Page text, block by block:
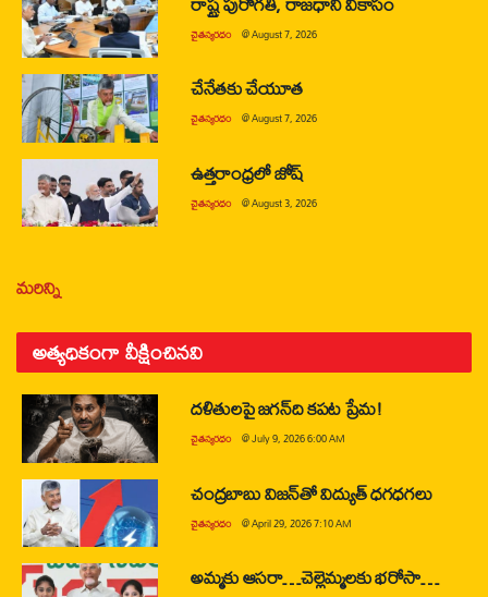
చైతన్యరధం @August 7, 2026
చేనేతకు చేయూత
చైతన్యరధం @August 7, 2026
ఉత్తరాంధ్రలో జోష్
చైతన్యరధం @August 3, 2026
మరిన్ని
అత్యధికంగా వీక్షించినవి
దళితులపై జగన్‌ది కపట ప్రేమ!
చైతన్యరధం @July 9, 2026 6:00 AM
చంద్రబాబు విజన్‌తో విద్యుత్ ధగధగలు
చైతన్యరధం @April 29, 2026 7:10 AM
అమ్మకు ఆసరా…చెల్లెమ్మలకు భరోసా…